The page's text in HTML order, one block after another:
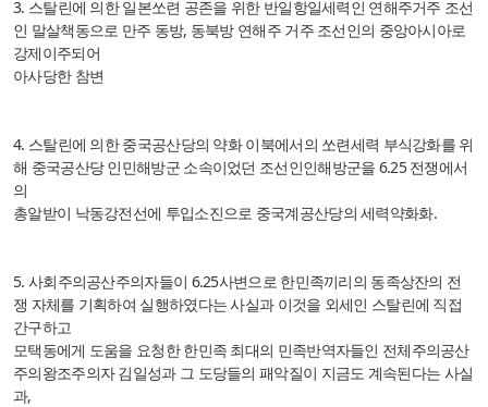
3. 스탈린에 의한 일본쏘련 공존을 위한 반일항일세력인 연해주거주 조선
인 말살책동으로 만주 동방, 동북방 연해주 거주 조선인의 중앙아시아로
강제이주되어
아사당한 참변
4. 스탈린에 의한 중국공산당의 약화 이북에서의 쏘련세력 부식강화를 위
해 중국공산당 인민해방군 소속이었던 조선인인해방군을 6.25 전쟁에서
의
총알받이 낙동강전선에 투입소진으로 중국계공산당의 세력약화화.
5. 사회주의공산주의자들이 6.25사변으로 한민족끼리의 동족상잔의 전
쟁 자체를 기획하여 실행하였다는 사실과 이것을 외세인 스탈린에 직접
간구하고
모택동에게 도움을 요청한 한민족 최대의 민족반역자들인 전체주의공산
주의왕조주의자김일성과 그 도당들의 패악질이 지금도 계속된다는 사실
과,